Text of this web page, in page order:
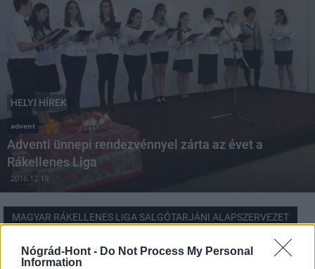
Nógrád-Hont - Do Not Process My Personal
Information
HELYI HÍREK
advent
Adventi ünnepi rendezvénnyel zárta az évet a
Rákellenes Liga
2016.12.19
MAGYAR RÁKELLENES LIGA SALGÓTARJÁNI ALAPSZERVEZET